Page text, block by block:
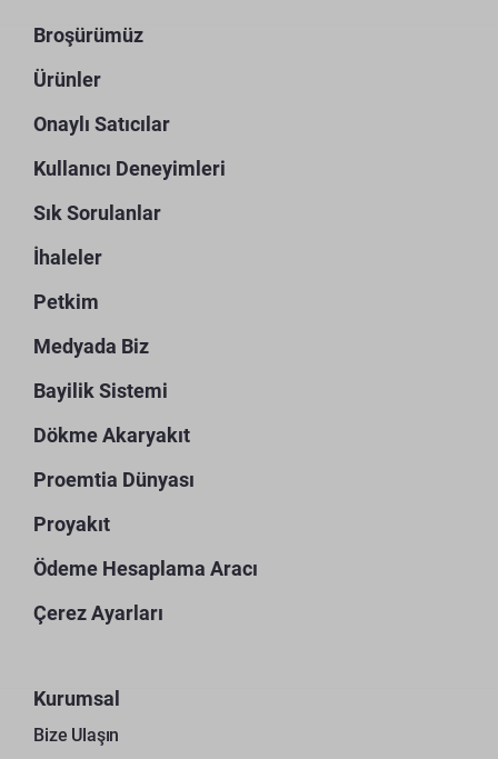
Broşürümüz
Ürünler
Onaylı Satıcılar
Kullanıcı Deneyimleri
Sık Sorulanlar
İhaleler
Petkim
Medyada Biz
Bayilik Sistemi
Dökme Akaryakıt
Proemtia Dünyası
Proyakıt
Ödeme Hesaplama Aracı
Çerez Ayarları
Kurumsal
Bize Ulaşın